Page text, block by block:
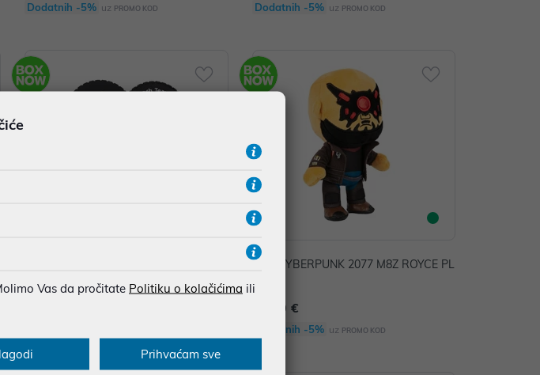
Dodatnih -5% uz PROMO KOD Dodatnih -5% uz PROMO KOD
TYRE COASTERS
JINX CYBERPUNK 2077 M8Z ROYCE PL
17,90 €
Dodatnih -5% uz PROMO KOD
Vas da pročitate Politiku o kolačićima ili
Prihvaćam sve